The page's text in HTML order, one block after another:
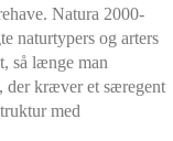
Natura 2000-
naturtypers og arters
så længe man
der kræver et særegent
med